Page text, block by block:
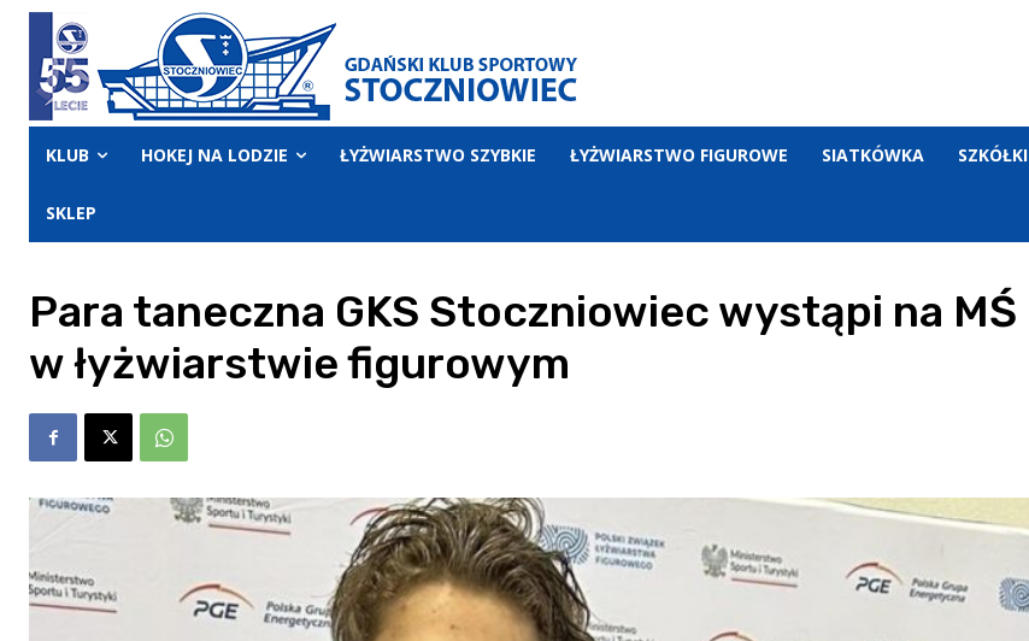
KLUB HOKEJ NA LODZIE ŁYŻWIARSTWO SZYBKIE ŁYŻWIARSTWO FIGUROWE SIATKÓWKA SZKÓŁKI
SKLEP
Para taneczna GKS Stoczniowiec wystąpi na MŚ
w łyżwiarstwie figurowym